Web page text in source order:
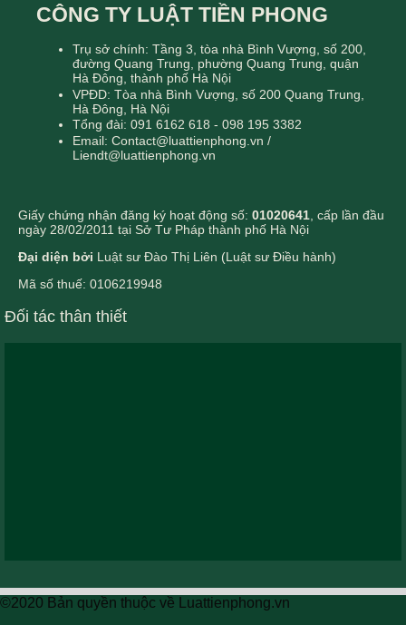
CÔNG TY LUẬT TIỀN PHONG
Trụ sở chính: Tầng 3, tòa nhà Bình Vượng, số 200,
đường Quang Trung, phường Quang Trung, quận
Hà Đông, thành phố Hà Nội
VPĐD: Tòa nhà Bình Vượng, số 200 Quang Trung,
Hà Đông, Hà Nội
Tổng đài: 091 6162 618 - 098 195 3382
Email: Contact@luattienphong.vn /
Liendt@luattienphong.vn
Giấy chứng nhận đăng ký hoạt động số: 01020641 , cấp lần đầu
ngày 28/02/2011 tại Sở Tư Pháp thành phố Hà Nội
Đại diện bởi Luật sư Đào Thị Liên (Luật sư Điều hành)
Mã số thuế: 0106219948
Đối tác thân thiết
©2020 Bản quyền thuộc về Luattienphong.vn